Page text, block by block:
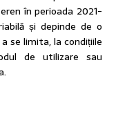
în perioada 2021-
și depinde de o
se limita, la condițiile
de utilizare sau